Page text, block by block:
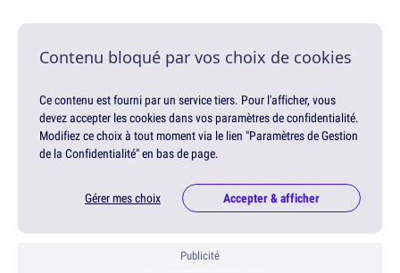
Contenu bloqué par vos choix de cookies
Ce contenu est fourni par un service tiers. Pour l'afficher, vous
devez accepter les cookies dans vos paramètres de confidentialité.
Modifiez ce choix à tout moment via le lien "Paramètres de Gestion
de la Confidentialité" en bas de page.
Gérer mes choix Accepter & afficher
Publicité